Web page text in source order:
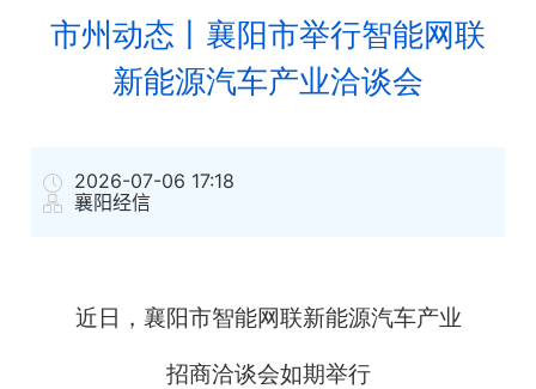
市州动态丨襄阳市举行智能网联
新能源汽车产业洽谈会
2026-07-06 17:18
襄阳经信
近日，襄阳市智能网联新能源汽车产业
招商洽谈会如期举行